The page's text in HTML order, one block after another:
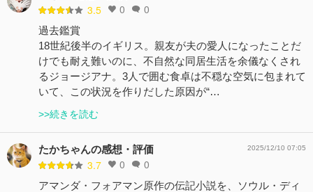
3.5 0 0
過去鑑賞
18世紀後半のイギリス。親友が夫の愛人になったことだ
けでも耐え難いのに、不自然な同居生活を余儀なくされ
るジョージアナ。3人で囲む食卓は不穏な空気に包まれて
いて、この状況を作りだした原因が“…
>>続きを読む
たかちゃんの感想・評価
3.7 0 0
2025/12/10 07:05
アマンダ・フォアマン原作の伝記小説を、ソウル・ディ